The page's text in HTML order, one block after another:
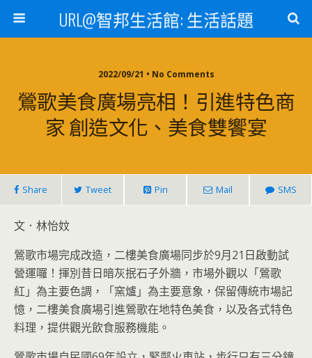
URL@智邦生活館: 生活話題
2022/09/21 • No Comments
鶯歌美食廣場亮相！引進特色商
家 創造文化、美食雙饗宴
Share Tweet Pin Mail SMS
文．林怡妏
鶯歌市場完成改造，二樓美食廣場同步於9月21日啟動試
營運囉！揮別昔日暗灰抿石子外牆，市場外觀以「鶯歌
紅」為主要色調，「窯爐」為主要意象，保留傳統市場記
憶，二樓美食廣場引進鶯歌在地特色美食，以及各式特色
料理，提供觀光飲食服務機能。